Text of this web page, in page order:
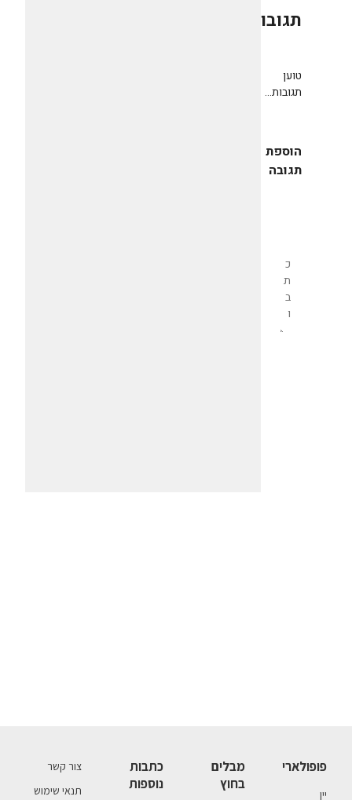
תגובות
טוען
תגובות...
הוספת
תגובה
פופולארי
יין
מבלים
בחוץ
כתבות
נוספות
צור קשר
תנאי שימוש